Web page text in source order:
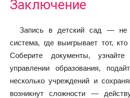
Заключение
Запись в детский сад — не
система, где выигрывает тот,
Соберите документы,
управлении образования,
несколько учреждений и
возникнут сложности —